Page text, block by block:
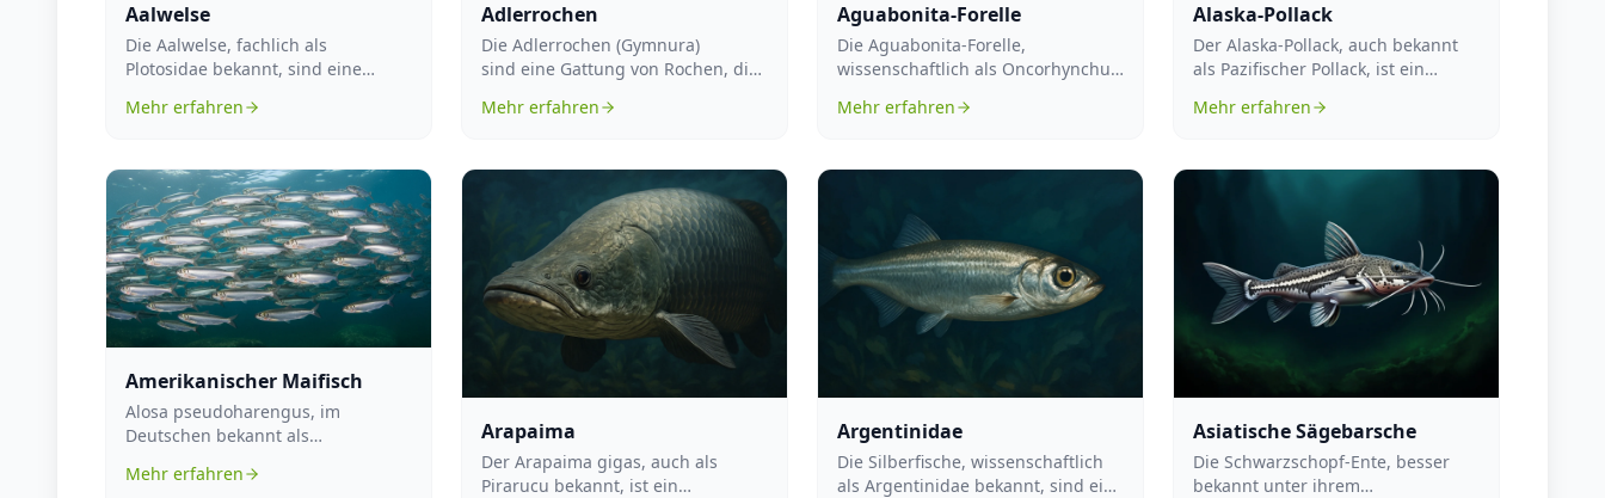
Aalwelse
Die Aalwelse, fachlich als
Plotosidae bekannt, sind eine
primär in Sü...
Mehr erfahren
Adlerrochen
Die Adlerrochen (Gymnura)
sind eine Gattung von Rochen, die
tropischen u...
Mehr erfahren
Aguabonita-Forelle
Die Aguabonita-Forelle,
wissenschaftlich als Oncorhynchus
Süßwasserfi...
Mehr erfahren
Alaska-Pollack
Der Alaska-Pollack, auch bekannt
als Pazifischer Pollack, ist ein
de...
Mehr erfahren
Amerikanischer Maifisch
Alosa pseudoharengus, im
Deutschen bekannt als
Heringsartigen. Si...
Mehr erfahren
Arapaima
Der Arapaima gigas, auch als
Pirarucu bekannt, ist ein
Argentinidae
Die Silberfische, wissenschaftlich
als Argentinidae bekannt, sind eine
Asiatische Sägebarsche
Die Schwarzschopf-Ente, besser
bekannt unter ihrem